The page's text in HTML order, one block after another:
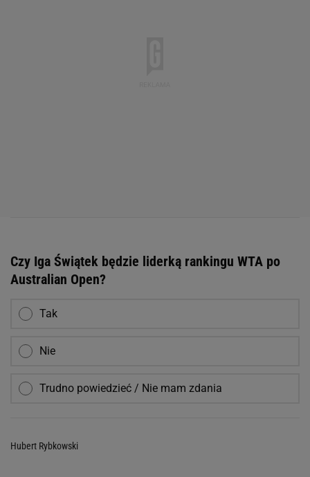
Czy Iga Świątek będzie liderką rankingu WTA po
Australian Open?
Tak
Nie
Trudno powiedzieć / Nie mam zdania
Hubert Rybkowski